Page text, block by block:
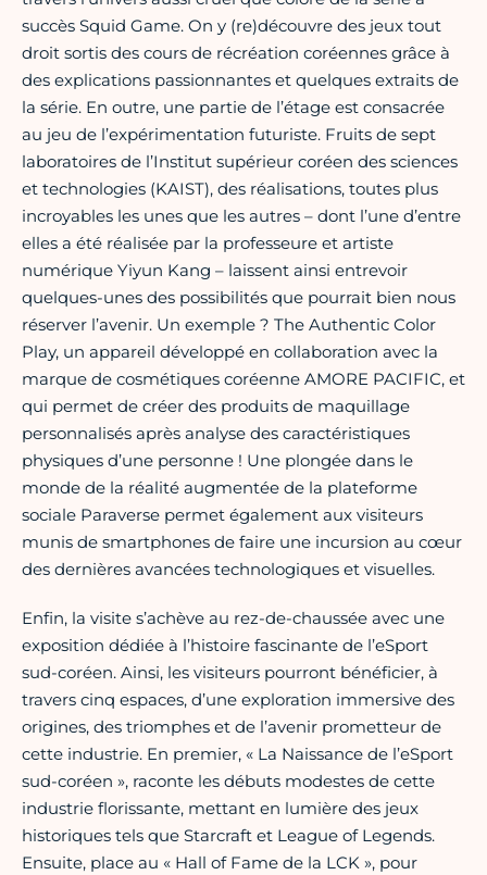
succès Squid Game. On y (re)découvre des jeux tout
droit sortis des cours de récréation coréennes grâce à
des explications passionnantes et quelques extraits de
la série. En outre, une partie de l’étage est consacrée
au jeu de l’expérimentation futuriste. Fruits de sept
laboratoires de l’Institut supérieur coréen des sciences
et technologies (KAIST), des réalisations, toutes plus
incroyables les unes que les autres – dont l’une d’entre
elles a été réalisée par la professeure et artiste
numérique Yiyun Kang – laissent ainsi entrevoir
quelques-unes des possibilités que pourrait bien nous
réserver l’avenir. Un exemple ? The Authentic Color
Play, un appareil développé en collaboration avec la
marque de cosmétiques coréenne AMORE PACIFIC, et
qui permet de créer des produits de maquillage
personnalisés après analyse des caractéristiques
physiques d’une personne ! Une plongée dans le
monde de la réalité augmentée de la plateforme
sociale Paraverse permet également aux visiteurs
munis de smartphones de faire une incursion au cœur
des dernières avancées technologiques et visuelles.
Enfin, la visite s’achève au rez-de-chaussée avec une
exposition dédiée à l’histoire fascinante de l’eSport
sud-coréen. Ainsi, les visiteurs pourront bénéficier, à
travers cinq espaces, d’une exploration immersive des
origines, des triomphes et de l’avenir prometteur de
cette industrie. En premier, « La Naissance de l’eSport
sud-coréen », raconte les débuts modestes de cette
industrie florissante, mettant en lumière des jeux
historiques tels que Starcraft et League of Legends.
Ensuite, place au « Hall of Fame de la LCK », pour